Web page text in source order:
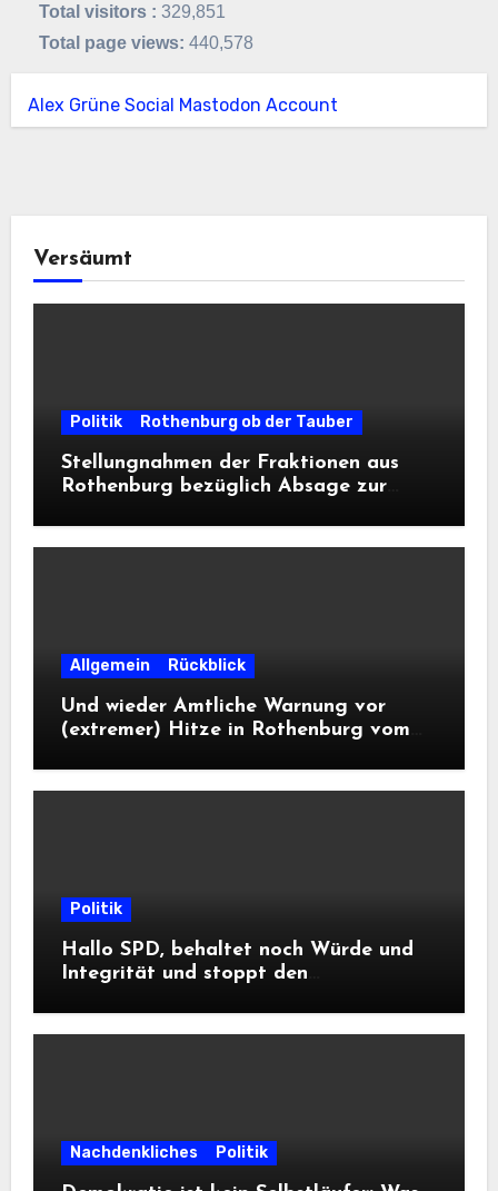
Total visitors :329,851
Total page views:440,578
Alex Grüne Social Mastodon Account
Versäumt
Politik Rothenburg ob der Tauber
Stellungnahmen der Fraktionen aus
Rothenburg bezüglich Absage zur
Allgemein Rückblick
Und wieder Amtliche Warnung vor
(extremer) Hitze in Rothenburg vom
Politik
Hallo SPD, behaltet noch Würde und
Integrität und stoppt den
Informationsfreiheit!
Nachdenkliches Politik